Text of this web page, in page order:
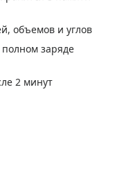
объемов и углов
заряде
2 минут